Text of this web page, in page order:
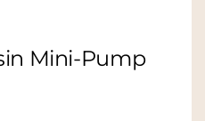
Mini-Pump